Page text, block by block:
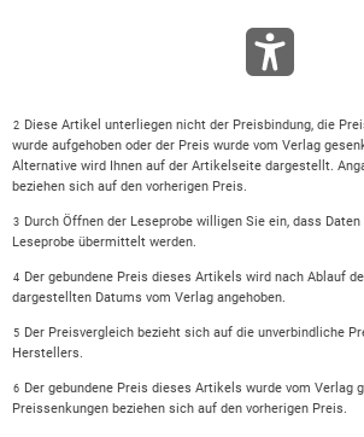
2
Diese Artikel unterliegen nicht der Preisbindung, die
wurde aufgehoben oder der Preis wurde vom Verlag
Alternative wird Ihnen auf der Artikelseite dargestellt.
beziehen sich auf den vorherigen Preis.
3
Durch Öffnen der Leseprobe willigen Sie ein, dass
Leseprobe übermittelt werden.
4
Der gebundene Preis dieses Artikels wird nach Ablauf
dargestellten Datums vom Verlag angehoben.
5
Der Preisvergleich bezieht sich auf die unverbindliche
Herstellers.
6
Der gebundene Preis dieses Artikels wurde vom Verlag
Preissenkungen beziehen sich auf den vorherigen Preis.